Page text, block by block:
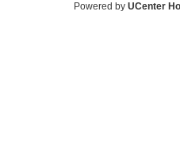
Powered by UCenter